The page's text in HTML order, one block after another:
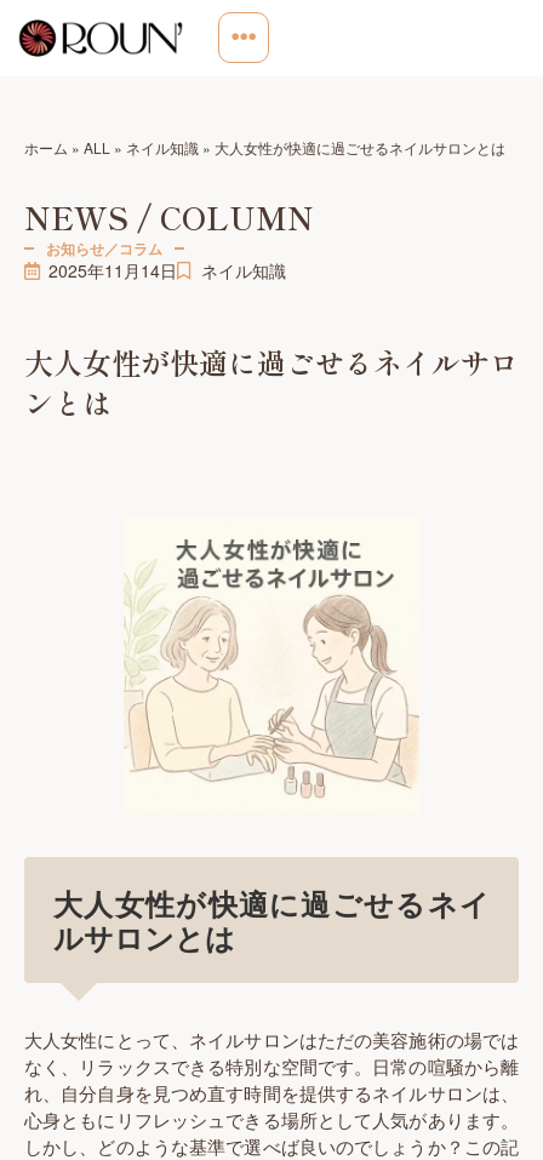
ホーム » ALL » ネイル知識 » 大人女性が快適に過ごせるネイルサロンとは
NEWS / COLUMN
お知らせ／コラム
2025年11月14日 ネイル知識
大人女性が快適に過ごせるネイルサロ
ンとは
大人女性が快適に過ごせるネイ
ルサロンとは
大人女性にとって、ネイルサロンはただの美容施術の場では
なく、リラックスできる特別な空間です。日常の喧騒から離
れ、自分自身を見つめ直す時間を提供するネイルサロンは、
心身ともにリフレッシュできる場所として人気があります。
しかし、どのような基準で選べば良いのでしょうか？この記